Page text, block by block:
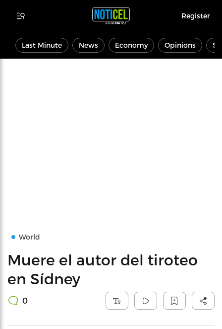
Register
Last Minute News Economy Opinions
World
Muere el autor del tiroteo
en Sídney
0